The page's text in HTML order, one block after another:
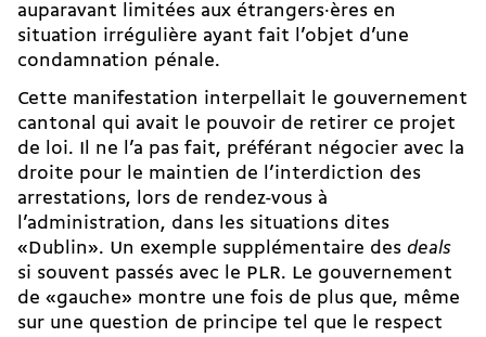
auparavant limitées aux étrangers·ères en
situation irrégulière ayant fait l’objet d’une
condamnation pénale.
Cette manifestation interpellait le gouvernement
cantonal qui avait le pouvoir de retirer ce projet
de loi. Il ne l’a pas fait, préférant négocier avec la
droite pour le maintien de l’interdiction des
arrestations, lors de rendez-vous à
l’administration, dans les situations dites
«Dublin». Un exemple supplémentaire des deals
si souvent passés avec le PLR. Le gouvernement
de «gauche» montre une fois de plus que, même
sur une question de principe tel que le respect